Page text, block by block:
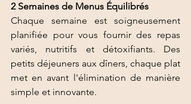
2 Semaines de Menus Équilibrés
Chaque semaine est soigneusement
planifiée pour vous fournir des repas
variés, nutritifs et détoxifiants. Des
petits déjeuners aux dîners, chaque plat
met en avant l'élimination de manière
simple et innovante.